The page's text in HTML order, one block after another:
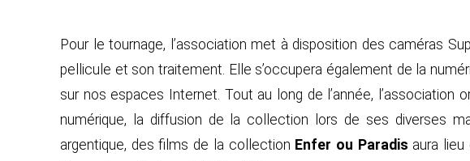
Pour le tournage, l’association met à disposition des caméras
pellicule et son traitement. Elle s’occupera également de la
sur nos espaces Internet. Tout au long de l’année, l’association
numérique, la diffusion de la collection lors de ses diverses
argentique, des films de la collection Enfer ou Paradis aura